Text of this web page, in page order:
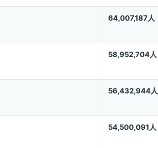
64,007,187人
58,952,704人
56,432,944人
54,500,091人